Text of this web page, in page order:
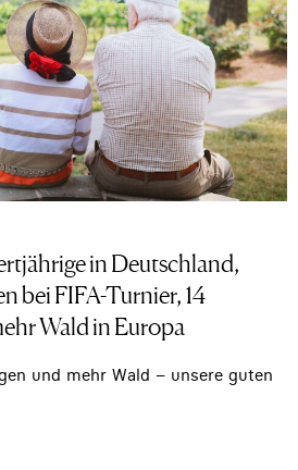
in Deutschland,
bei FIFA-Turnier, 14
Wald in Europa
und mehr Wald – unsere guten